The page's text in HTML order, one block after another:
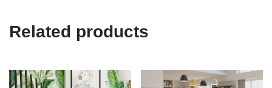
Related products